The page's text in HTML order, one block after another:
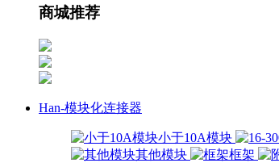
商城推荐
Han-模块化连接器
小于10A模块
其他模块
框架